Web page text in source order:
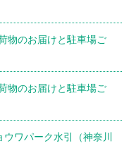
物のお届けと駐車場ご
物のお届けと駐車場ご
ワパーク水引（神奈川